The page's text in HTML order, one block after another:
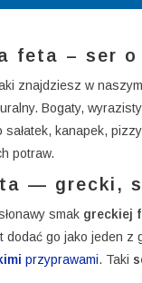
feta – ser o
znajdziesz w
Bogaty,
sałatek, kanapek,
potraw.
— grecki,
smak greckiej
go jako jeden z
przyprawami. Taki